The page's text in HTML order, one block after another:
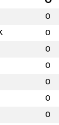
0
0
0
0
0
0
0